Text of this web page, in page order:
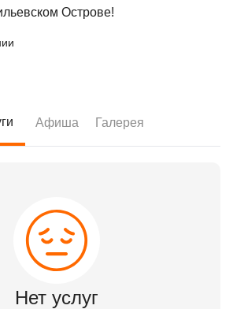
Острове!
Афиша Галерея
Нет услуг